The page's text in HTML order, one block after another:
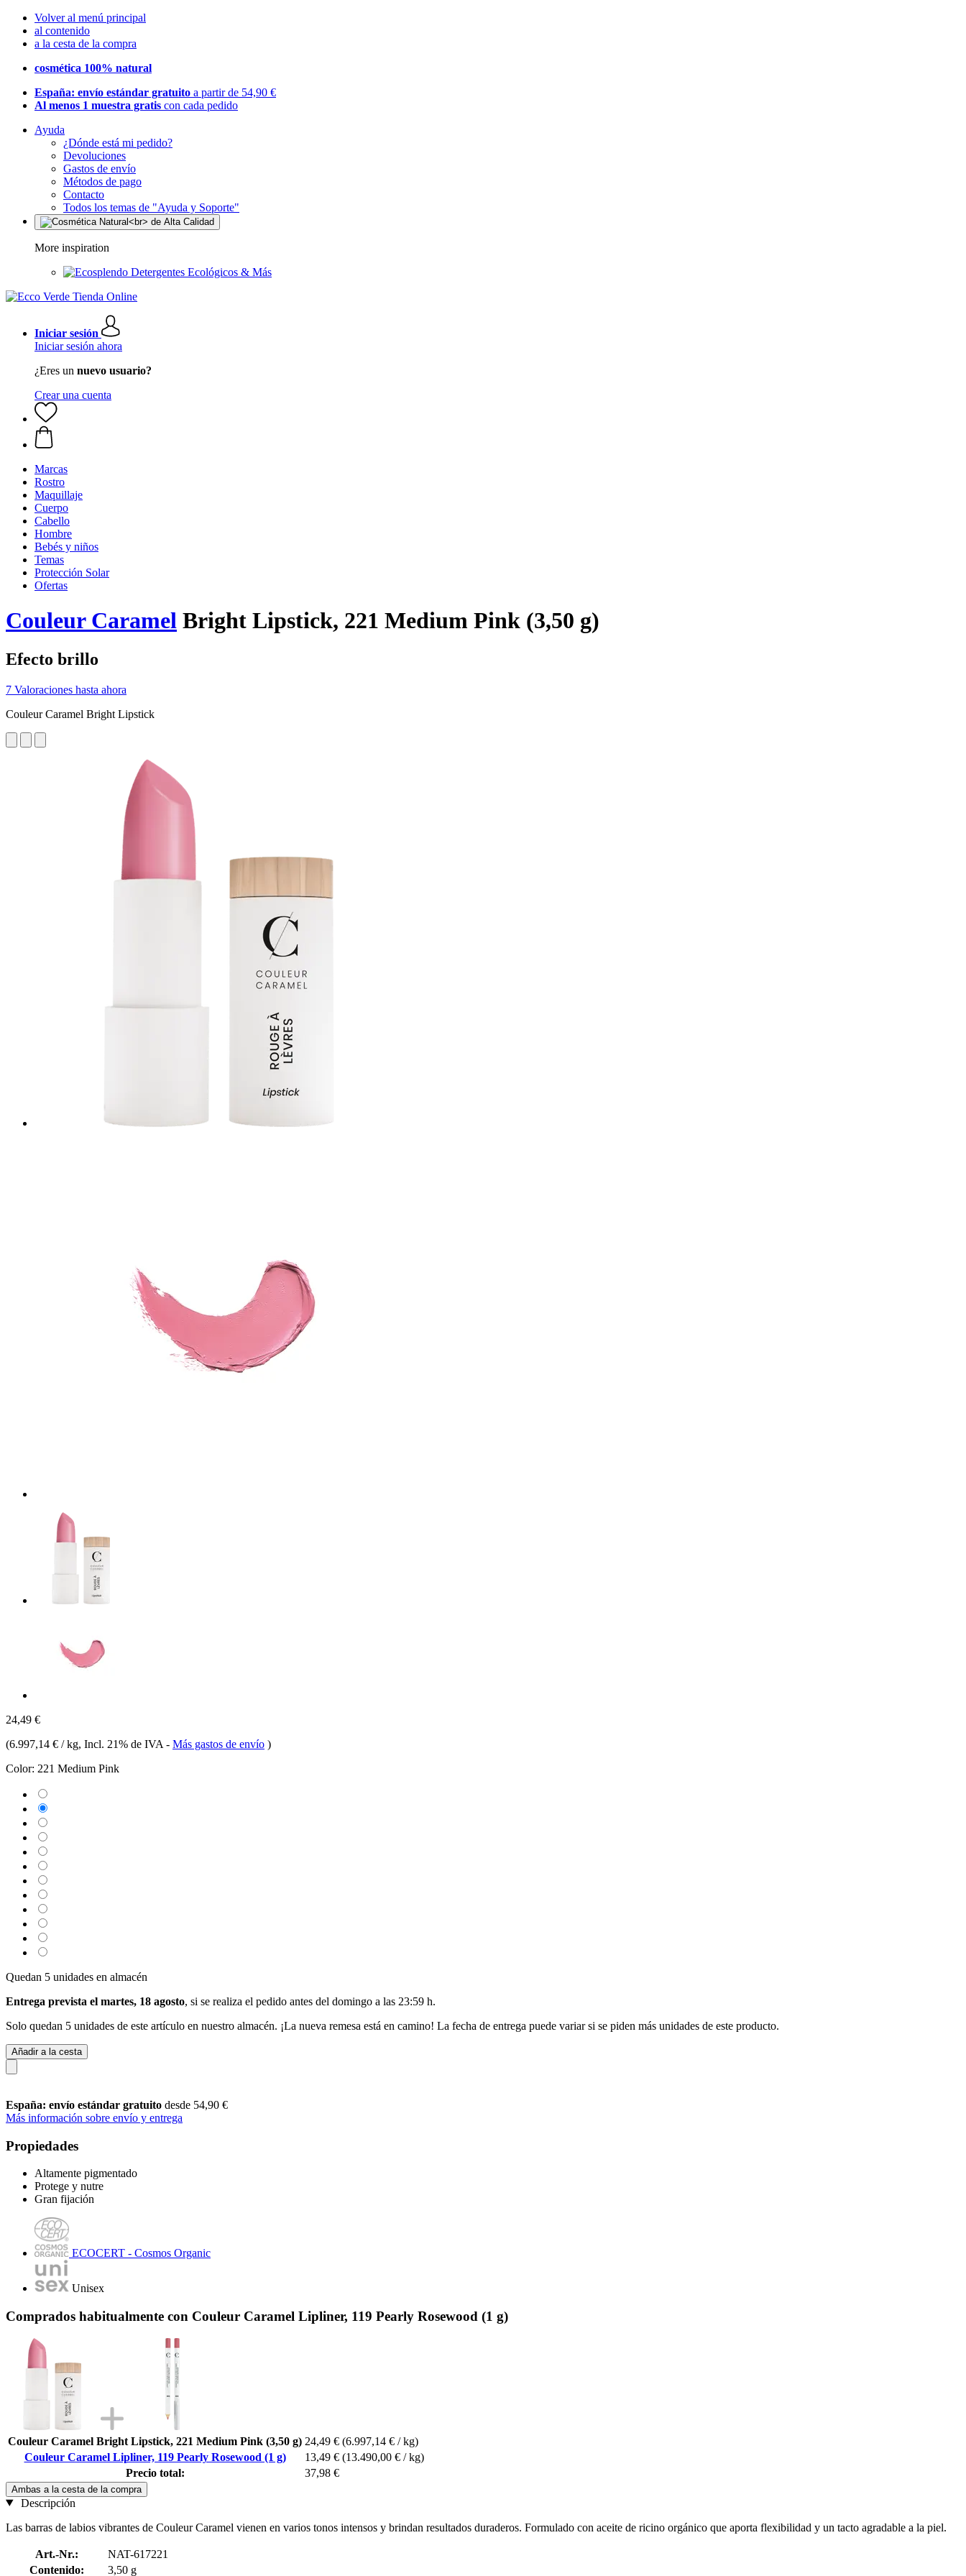
Volver al menú principal
al contenido
a la cesta de la compra
cosmética 100% natural
España: envío estándar gratuito a partir de 54,90 €
Al menos 1 muestra gratis con cada pedido
Ayuda
¿Dónde está mi pedido?
Devoluciones
Gastos de envío
Métodos de pago
Contacto
Todos los temas de "Ayuda y Soporte"
More inspiration
Detergentes Ecológicos & Más
Iniciar sesión
Iniciar sesión ahora
¿Eres un nuevo usuario?
Crear una cuenta
Marcas
Rostro
Maquillaje
Cuerpo
Cabello
Hombre
Bebés y niños
Temas
Protección Solar
Ofertas
Couleur Caramel Bright Lipstick, 221 Medium Pink (3,50 g)
Efecto brillo
7 Valoraciones hasta ahora
Couleur Caramel Bright Lipstick
24,49 €
(6.997,14 € / kg, Incl. 21% de IVA - Más gastos de envío )
Color: 221 Medium Pink
Quedan 5 unidades en almacén
Entrega prevista el martes, 18 agosto, si se realiza el pedido antes del domingo a las 23:59 h.
Solo quedan 5 unidades de este artículo en nuestro almacén. ¡La nueva remesa está en camino! La fecha de entrega puede variar si se piden más unidades de este producto.
Añadir a la cesta
España: envío estándar gratuito desde 54,90 €
Más información sobre envío y entrega
Propiedades
Altamente pigmentado
Protege y nutre
Gran fijación
ECOCERT - Cosmos Organic
Unisex
Comprados habitualmente con Couleur Caramel Lipliner, 119 Pearly Rosewood (1 g)
Couleur Caramel Bright Lipstick, 221 Medium Pink (3,50 g) 24,49 € (6.997,14 € / kg)
Couleur Caramel Lipliner, 119 Pearly Rosewood (1 g)
13,49 € (13.490,00 € / kg)
Precio total:
37,98 €
Ambas a la cesta de la compra
Descripción
Las barras de labios vibrantes de Couleur Caramel vienen en varios tonos intensos y brindan resultados duraderos. Formulado con aceite de ricino orgánico que aporta flexibilidad y un tacto agradable a la piel.
Art.-Nr.:
NAT-617221
Contenido:
3,50 g